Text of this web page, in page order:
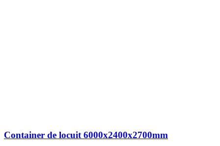
Container de locuit 6000x2400x2700mm